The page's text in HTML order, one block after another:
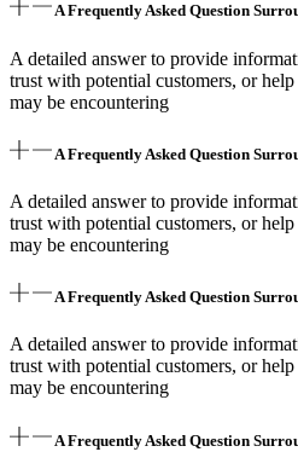
A Frequently Asked Question
A detailed answer to provide
trust with potential customers, or
may be encountering
A Frequently Asked Question
A detailed answer to provide
trust with potential customers, or
may be encountering
A Frequently Asked Question
A detailed answer to provide
trust with potential customers, or
may be encountering
A Frequently Asked Question